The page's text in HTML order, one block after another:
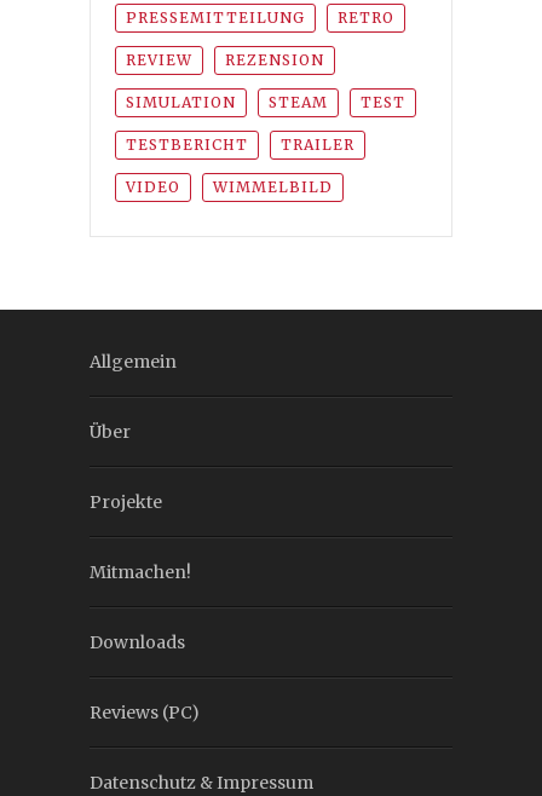
PRESSEMITTEILUNG RETRO
REVIEW REZENSION
SIMULATION STEAM TEST
TESTBERICHT TRAILER
VIDEO WIMMELBILD
Allgemein
Über
Projekte
Mitmachen!
Downloads
Reviews (PC)
Datenschutz & Impressum